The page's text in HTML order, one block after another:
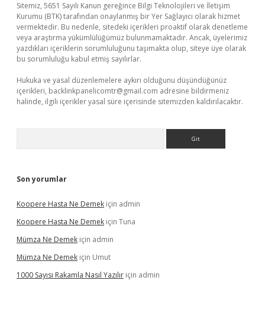
Sitemiz, 5651 Sayılı Kanun gereğince Bilgi Teknolojileri ve İletişim
Kurumu (BTK) tarafından onaylanmış bir Yer Sağlayıcı olarak hizmet
vermektedir. Bu nedenle, sitedeki içerikleri proaktif olarak denetleme
veya araştırma yükümlülüğümüz bulunmamaktadır. Ancak, üyelerimiz
yazdıkları içeriklerin sorumluluğunu taşımakta olup, siteye üye olarak
bu sorumluluğu kabul etmiş sayılırlar.
Hukuka ve yasal düzenlemelere aykırı olduğunu düşündüğünüz
içerikleri, backlinkpanelicomtr@gmail.com adresine bildirmeniz
halinde, ilgili içerikler yasal süre içerisinde sitemizden kaldırılacaktır.
Son yorumlar
Koopere Hasta Ne Demek için admin
Koopere Hasta Ne Demek için Tuna
Mümza Ne Demek için admin
Mümza Ne Demek için Umut
1000 Sayısı Rakamla Nasıl Yazılır için admin